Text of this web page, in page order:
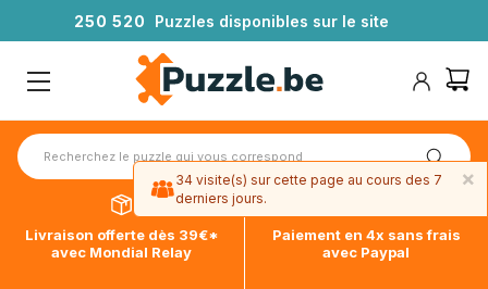
250 520 Puzzles disponibles sur le site
Livraison offerte dès 39€*
avec Mondial Relay
Paiement en 4x sans frais
avec Paypal
×
34 visite(s) sur cette page au cours des 7
derniers jours.